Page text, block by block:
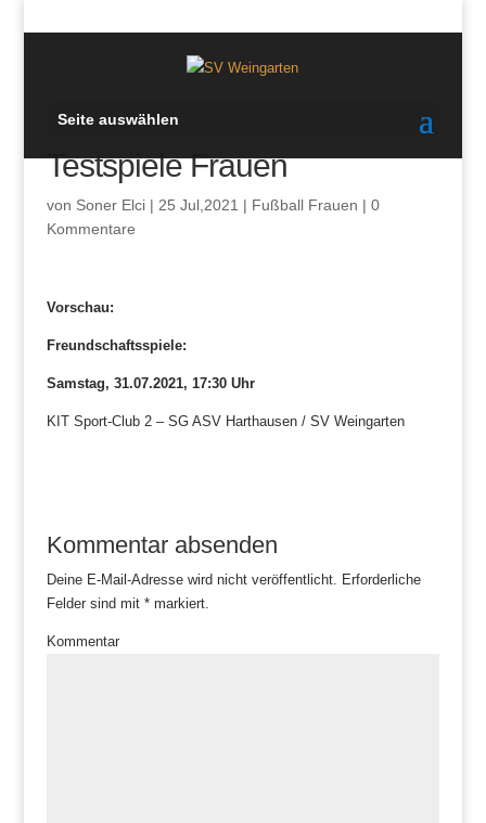
Seite auswählen
Testspiele Frauen
von Soner Elci| 25 Jul,2021 | Fußball Frauen | 0
Kommentare
Vorschau:
Freundschaftsspiele:
Samstag, 31.07.2021, 17:30 Uhr
KIT Sport-Club 2 – SG ASV Harthausen / SV Weingarten
Kommentar absenden
Deine E-Mail-Adresse wird nicht veröffentlicht. Erforderliche
Felder sind mit *markiert.
Kommentar